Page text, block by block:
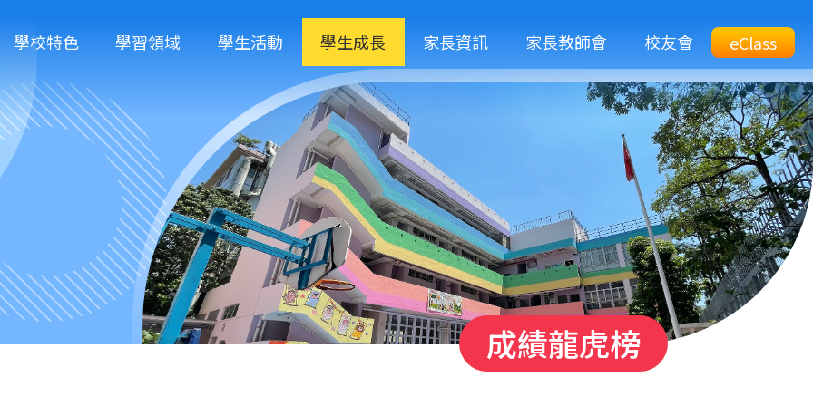
學校特色 學習領域 學生活動 學生成長 家長資訊 家長教師會 校友會
Top
eClass
Btn
eClass
成績龍虎榜